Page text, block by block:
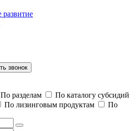
развитие
звонок
По разделам
По каталогу субсидий
По лизинговым продуктам
По